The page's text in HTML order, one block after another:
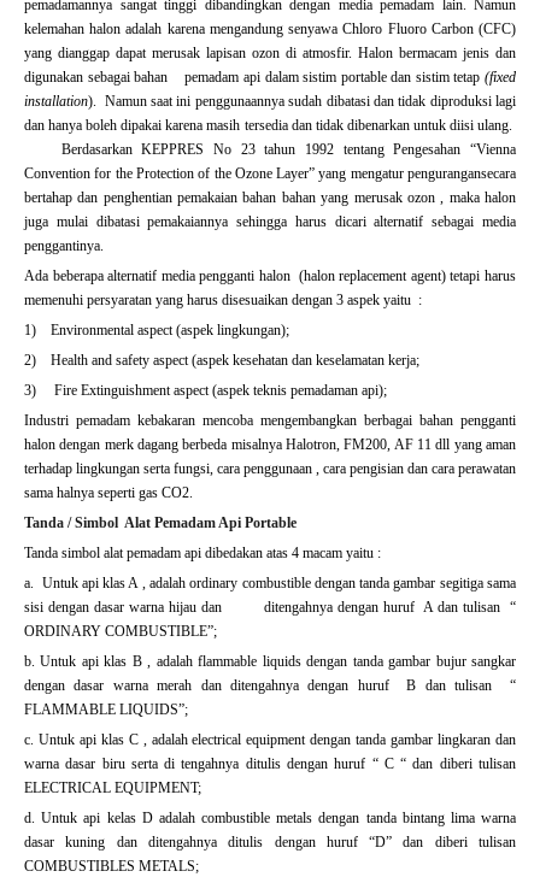
pemadamannya sangat tinggi dibandingkan dengan media pemadam lain. Namun
kelemahan halon adalah karena mengandung senyawa Chloro Fluoro Carbon (CFC)
yang dianggap dapat merusak lapisan ozon di atmosfir. Halon bermacam jenis dan
digunakan sebagai bahan pemadam api dalam sistim portable dan sistim tetap (fixed
installation). Namun saat ini penggunaannya sudah dibatasi dan tidak diproduksi lagi
dan hanya boleh dipakai karena masih tersedia dan tidak dibenarkan untuk diisi ulang.
Berdasarkan KEPPRES No 23 tahun 1992 tentang Pengesahan “Vienna
Convention for the Protection of the Ozone Layer” yang mengatur pengurangansecara
bertahap dan penghentian pemakaian bahan bahan yang merusak ozon , maka halon
juga mulai dibatasi pemakaiannya sehingga harus dicari alternatif sebagai media
penggantinya.
Ada beberapa alternatif media pengganti halon (halon replacement agent) tetapi harus
memenuhi persyaratan yang harus disesuaikan dengan 3 aspek yaitu :
1) Environmental aspect (aspek lingkungan);
2) Health and safety aspect (aspek kesehatan dan keselamatan kerja;
3) Fire Extinguishment aspect (aspek teknis pemadaman api);
Industri pemadam kebakaran mencoba mengembangkan berbagai bahan pengganti
halon dengan merk dagang berbeda misalnya Halotron, FM200, AF 11 dll yang aman
terhadap lingkungan serta fungsi, cara penggunaan , cara pengisian dan cara perawatan
sama halnya seperti gas CO2.
Tanda / Simbol Alat Pemadam Api Portable
Tanda simbol alat pemadam api dibedakan atas 4 macam yaitu :
a. Untuk api klas A , adalah ordinary combustible dengan tanda gambar segitiga sama
sisi dengan dasar warna hijau dan ditengahnya dengan huruf A dan tulisan “
ORDINARY COMBUSTIBLE”;
b. Untuk api klas B , adalah flammable liquids dengan tanda gambar bujur sangkar
dengan dasar warna merah dan ditengahnya dengan huruf B dan tulisan “
FLAMMABLE LIQUIDS”;
c. Untuk api klas C , adalah electrical equipment dengan tanda gambar lingkaran dan
warna dasar biru serta di tengahnya ditulis dengan huruf “ C “ dan diberi tulisan
ELECTRICAL EQUIPMENT;
d. Untuk api kelas D adalah combustible metals dengan tanda bintang lima warna
dasar kuning dan ditengahnya ditulis dengan huruf “D” dan diberi tulisan
COMBUSTIBLES METALS;